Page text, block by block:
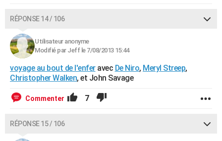
RÉPONSE 14 / 106
Utilisateur anonyme
Modifié par Jeff le 7/08/2013 15:44
voyage au bout de l'enferavec De Niro, Meryl Streep,
Christopher Walken, et John Savage
Commenter 7
RÉPONSE 15 / 106